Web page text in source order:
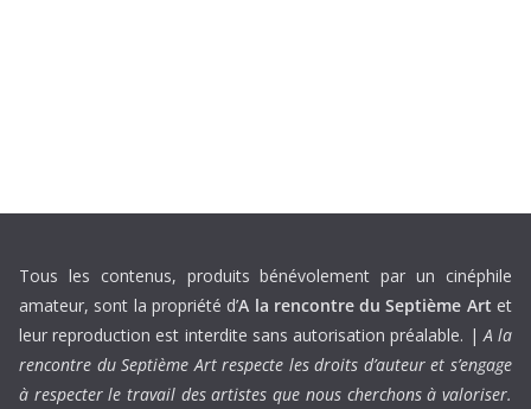
Tous les contenus, produits bénévolement par un cinéphile
amateur, sont la propriété d’A la rencontre du Septième Art et
leur reproduction est interdite sans autorisation préalable. |A la
rencontre du Septième Art respecte les droits d’auteur et s’engage
à respecter le travail des artistes que nous cherchons à valoriser.